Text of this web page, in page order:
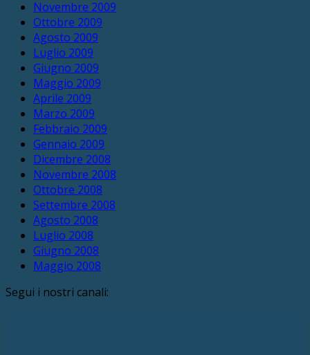
Novembre 2009
Ottobre 2009
Agosto 2009
Luglio 2009
Giugno 2009
Maggio 2009
Aprile 2009
Marzo 2009
Febbraio 2009
Gennaio 2009
Dicembre 2008
Novembre 2008
Ottobre 2008
Settembre 2008
Agosto 2008
Luglio 2008
Giugno 2008
Maggio 2008
Segui i nostri canali: